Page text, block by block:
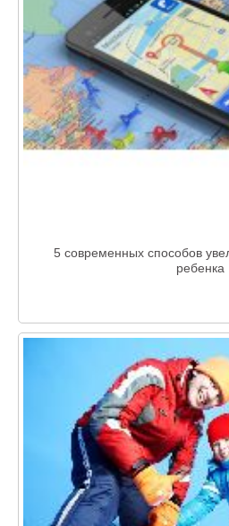
5 современных способов
ребенка